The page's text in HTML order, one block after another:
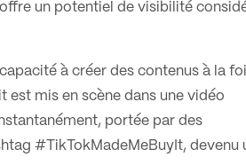
un potentiel de visibilité
à créer des contenus à la
est mis en scène dans une vidéo
portée par des
#TikTokMadeMeBuyIt, devenu